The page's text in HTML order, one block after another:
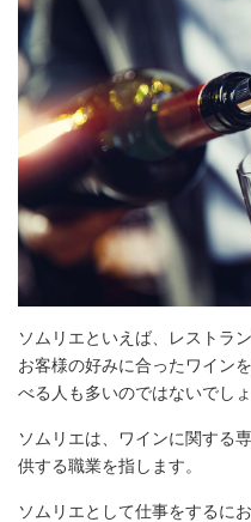
ソムリエといえば、レストラ
お客様の好みに合ったワイン
べる人も多いのではないでしょ
ソムリエは、ワインに関する
供する職業を指します。
ソムリエとして仕事をするに